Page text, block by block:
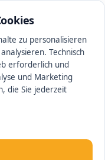
zu personalisieren
Technisch
erforderlich und
und Marketing
die Sie jederzeit